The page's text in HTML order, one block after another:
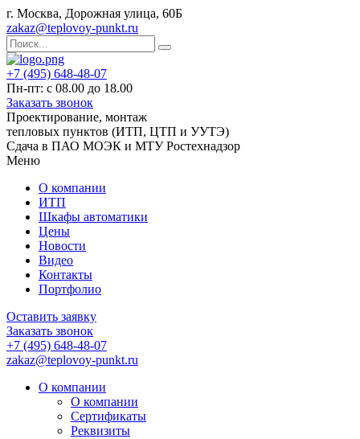
г. Москва, Дорожная улица, 60Б
zakaz@teplovoy-punkt.ru
+7 (495) 648-48-07
Пн-пт: с 08.00 до 18.00
Заказать звонок
Проектирование, монтаж
тепловых пунктов (ИТП, ЦТП и УУТЭ)
Сдача в ПАО МОЭК и МТУ Ростехнадзор
Меню
О компании
ИТП
Шкафы автоматики
Цены
Новости
Видео
Контакты
Портфолио
Оставить заявку
Заказать звонок
+7 (495) 648-48-07
zakaz@teplovoy-punkt.ru
О компании
О компании
Сертификаты
Реквизиты